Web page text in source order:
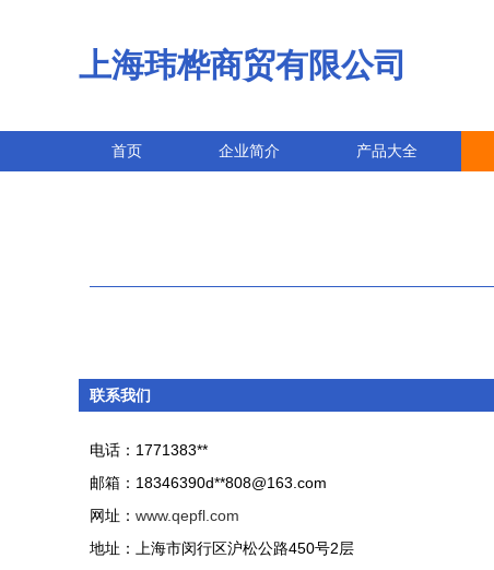
上海玮桦商贸有限公司
首页 企业简介 产品大全
联系我们
电话：1771383**
邮箱：18346390d**808@163.com
网址： www.qepfl.com
地址：上海市闵行区沪松公路450号2层